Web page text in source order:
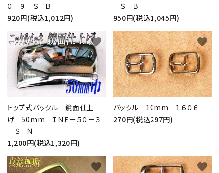
０－９－Ｓ－Ｂ
920円(税込1,012円)
－Ｓ－Ｂ
950円(税込1,045円)
トップ式バックル 鏡面仕上
げ 50mm ＩＮＦ－５０－３
－Ｓ－Ｎ
1,200円(税込1,320円)
favorite
バックル 10mm １６０６
270円(税込297円)
favorite
favorite favorite
キーワード
カテゴリー
close